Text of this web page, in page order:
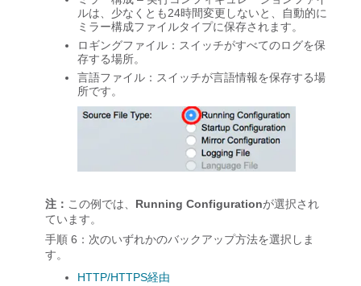
ルは、少なくとも24時間変更しないと、自動的に
ミラー構成ファイルタイプに保存されます。
ロギングファイル ：スイッチがすべてのログを保
存する場所。
言語ファイル ：スイッチが言語情報を保存する場
所です。
注： この例では、 Running Configurationが選択され
ています。
手順 6：次のいずれかのバックアップ方法を選択しま
す。
HTTP/HTTPS経由